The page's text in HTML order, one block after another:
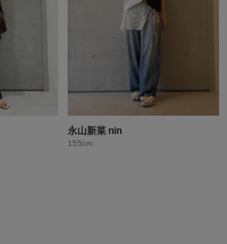
永山新菜 nin
155cm